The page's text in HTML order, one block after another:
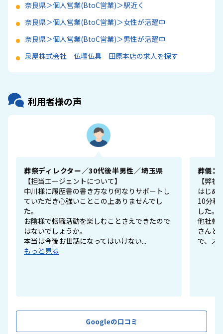
奈良県＞個人営業(BtoC営業)＞駅近く
奈良県＞個人営業(BtoC営業)＞女性が活躍中
奈良県＞個人営業(BtoC営業)＞男性が活躍中
泉屋株式会社 仏壇仏具 田原本店の求人を探す
利用者様の声
葬祭ディレクター／30代後半男性／埼玉県
【担当エージェントについて】
中川様に履歴書の書き方なり何なりサポートし
ていただき心強いことこの上ありませんでし
た。
お陰様で転職活動を楽しむことさえできたので
はないでしょうか。
本当は今後お世話になってはいけない...
もっと見る
葬儀コ
【弊
はじめ
10分程
した。
他社転
さんと
で、ス